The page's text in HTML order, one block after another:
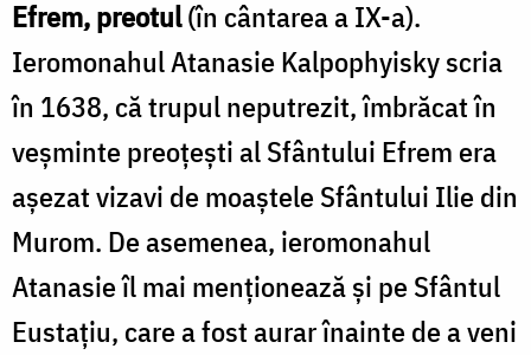
Efrem, preotul(în cântarea a IX-a).
Ieromonahul Atanasie Kalpophyisky scria
în 1638, că trupul neputrezit, îmbrăcat în
veșminte preoțești al Sfântului Efrem era
așezat vizavi de moaștele Sfântului Ilie din
Murom. De asemenea, ieromonahul
Atanasie îl mai menționează și pe Sfântul
Eustațiu, care a fost aurar înainte de a veni